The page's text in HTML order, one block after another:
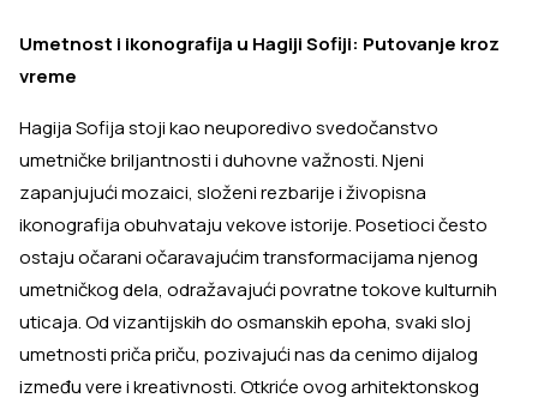
Umetnost i ikonografija u Hagiji Sofiji: Putovanje kroz
vreme
Hagija Sofija stoji kao neuporedivo svedočanstvo
umetničke briljantnosti i duhovne važnosti. Njeni
zapanjujući mozaici, složeni rezbarije i živopisna
ikonografija obuhvataju vekove istorije. Posetioci često
ostaju očarani očaravajućim transformacijama njenog
umetničkog dela, odražavajući povratne tokove kulturnih
uticaja. Od vizantijskih do osmanskih epoha, svaki sloj
umetnosti priča priču, pozivajući nas da cenimo dijalog
između vere i kreativnosti. Otkriće ovog arhitektonskog